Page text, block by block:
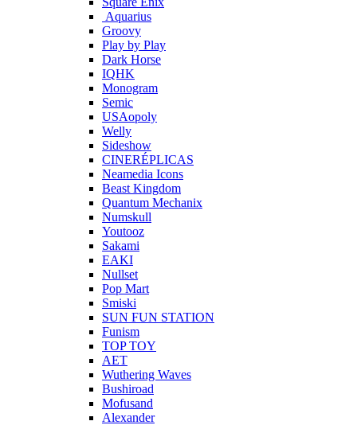
Aquarius
Groovy
Play by Play
Dark Horse
IQHK
Monogram
Semic
USAopoly
Welly
Sideshow
CINERÉPLICAS
Neamedia Icons
Beast Kingdom
Quantum Mechanix
Numskull
Youtooz
Sakami
EAKI
Nullset
Pop Mart
Smiski
SUN FUN STATION
Funism
TOP TOY
AET
Wuthering Waves
Bushiroad
Mofusand
Alexander